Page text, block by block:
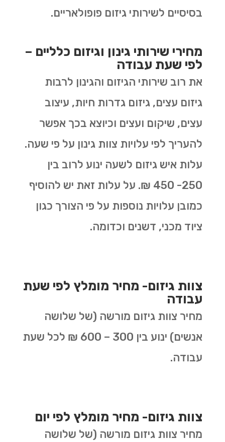
בסיסיים לשירותי גיזום פופולאריים.
מחירי שירותי גינון וגיזום כלליים –
לפי שעת עבודה
את רוב שירותי הגיזום והגינון לרבות
גיזום עצים, גיזום גדרות חיות, עיצוב
עצים, שיקום ועצים וכיוצא בכך אפשר
להעריך לפי עלויות צוות גינון על פי שעה.
עלות איש גיזום לשעה ינוע לרוב בין
250- 450 ₪. על עלות זאת יש להוסיף
כמובן עלויות נוספות על פי הצורך כגון
ציוד מכני, דשנים וכדומה.
צוות גיזום- מחיר מומלץ לפי שעת
עבודה
מחיר צוות גיזום מורשה (של שלושה
אנשים) ינוע בין 300 – 600 ₪ לכל שעת
עבודה.
צוות גיזום- מחיר מומלץ לפי יום
מחיר צוות גיזום מורשה (של שלושה